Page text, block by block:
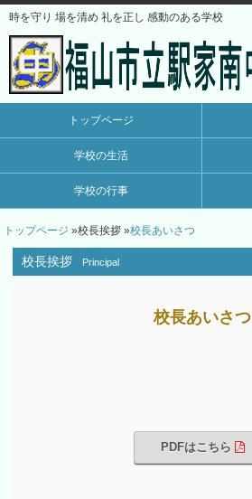
時を守り 場を清め 礼を正し 感動のある学校
トップページ
学校の生活
学校の行事
トップページ »校長挨拶 »校長あいさつ
校長挨拶 Principal
校長あいさつ
PDFはこちら